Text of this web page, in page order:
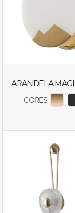
ARANDELA MAGI
CORES